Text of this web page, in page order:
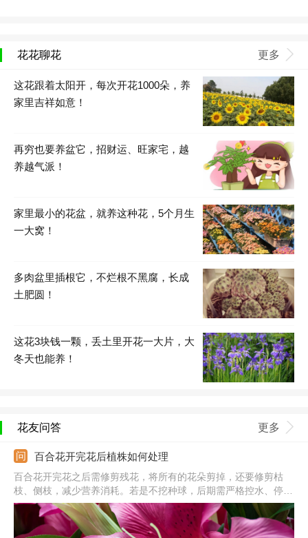
花花聊花 更多
这花跟着太阳开，每次开花1000朵，养
家里吉祥如意！
再穷也要养盆它，招财运、旺家宅，越
养越气派！
家里最小的花盆，就养这种花，5个月生
一大窝！
多肉盆里插根它，不烂根不黑腐，长成
土肥圆！
这花3块钱一颗，丢土里开花一大片，大
冬天也能养！
花友问答 更多
百合花开完花后植株如何处理
百合花开完花之后需修剪残花，将所有的花朵剪掉，还要修剪枯
枝、侧枝，减少营养消耗。若是不挖种球，后期需严格控水、停止
施肥、及时遮光、避雨，这样等秋季降温后种球还可继续萌发。若
是想挖出种球保存，需停水处理，等叶片枯萎后挖出种球，沙藏或
低温保存都行，降温后重新栽培，环境适宜还可继续生长、开花。